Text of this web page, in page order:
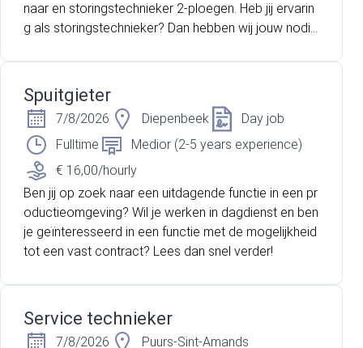
naar en storingstechnieker 2-ploegen. Heb jij ervarin
g als storingstechnieker? Dan hebben wij jouw nodi
Spuitgieter
7/8/2026 Diepenbeek
Day job
Fulltime
Medior (2-5 years experience)
€ 16,00/hourly
Ben jij op zoek naar een uitdagende functie in een pr
oductieomgeving? Wil je werken in dagdienst en ben
je geïnteresseerd in een functie met de mogelijkheid
tot een vast contract? Lees dan snel verder!
Service technieker
7/8/2026
Puurs-Sint-Amands